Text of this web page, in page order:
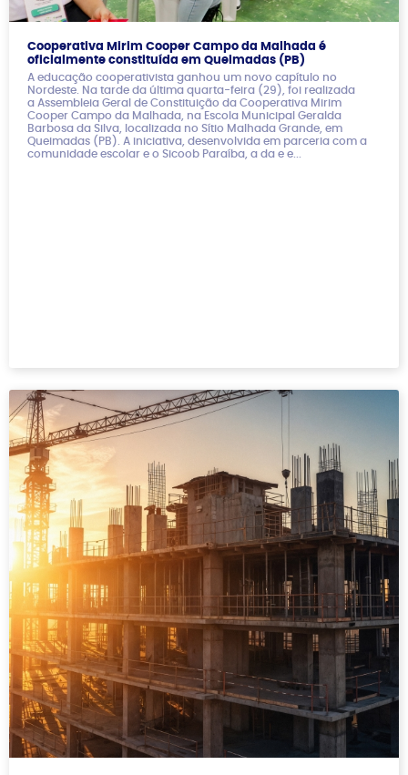
Cooperativa Mirim Cooper Campo da Malhada é
oficialmente constituída em Queimadas (PB)
A educação cooperativista ganhou um novo capítulo no
Nordeste. Na tarde da última quarta-feira (29), foi realizada
a Assembleia Geral de Constituição da Cooperativa Mirim
Cooper Campo da Malhada, na Escola Municipal Geralda
Barbosa da Silva, localizada no Sítio Malhada Grande, em
Queimadas (PB). A iniciativa, desenvolvida em parceria com a
comunidade escolar e o Sicoob Paraíba, a da e e...